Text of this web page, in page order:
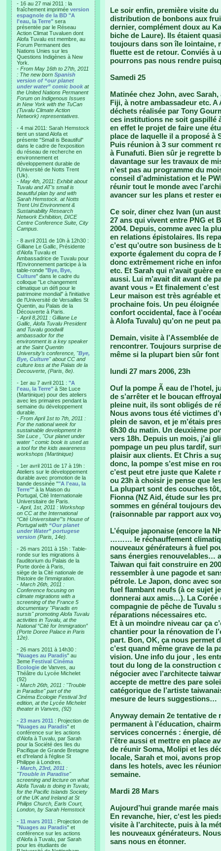
- 16 au 27 mai 2011 : la
fraîchement imprimée version
espagnole de la BD "A
l'eau, la Terre" sera
présentée par le Réseau
Action Climat Tuvaluen dont
Alofa Tuvalu est membre, au
Forum Permanent des
Nations Unies sur les
Questions Indigènes à New
York.
- From May 16th to 27th, 2011
: The new born Spanish
version of “our planet
under water” comic book at
the United Nations Permanent
Forum on Indigenous Issues
in New York with the TuCan
(Tuvalu Climate Action
Network) representatives.
- 4 mai 2011: Sarah Hemstock
tient un stand Alofa et
présente "Small is Beautiful"
dans le cadre de l'exposition
du réseau de recherche en
environnement et
développement durable de
l'Université de Notts Trent
(Uk).
- May 4th, 2011: Exhibit about
Tuvalu and AT’s small is
beautiful plan by and with
Sarah Hemstock. at Notts
Trent Uni Environment &
Sustainability Research
Network Exhibition, DICE
Centre Conference Suite, City
Campus.
- 8 avril 2011 de 10h à 12h30 :
Gilliane Le Gallic, Présidente
d'Alofa Tuvalu et
Ambassadrice de Tuvalu pour
l'Environnement participe à la
table-ronde "Bye, Bye,
Culture" dans le cadre du
colloque "Le changement
climatique un défi pour le
patrimoine mondial" à l'initiative
de l'Université de Versailles St
Quentin, au Palais de la
Découverte à Paris.
- April 8,2011 : Gilliane Le
Gallic, Alofa Tuvalu President
and Tuvalu goodwill
ambassador for the
environment is a key speaker
at the Saint Quentin
University’s conference, "Bye,
Bye, Culture" about CC and
culture loss at the Palais de la
Decouverte, (Paris, 8e).
- 1er au 7 avril 2011 : "A
l'eau, la Terre" à Ste Luce
(Martinique) pour des ateliers
avec les primaires pendant la
semaine du développement
durable.
- From April 1st to 7th, 2011 :
For the national week for
sustainable development in
Ste Luce , "Our planet under
water " comic book is used as
a tool for the kids awareness
workshops (Martinique)
- 1er avril 2011 de 17 à 19h :
Ateliers sur le développement
durable avec promotion de la
bande dessinée ""A l'eau, la
Terre"" à la Maison du
Portugal, Cité Internationale
Universitaire de Paris.
- April, 1st, 2011 : Workshop
on CC at the International
“Cité Universitaire”’s House of
Portugal with “Our planet
under Water” portugese
version (Paris, 14e).
- 26 mars 2011 à 15h : Table-
ronde sur les migrations à
l’auditorium du Palais de la
Porte dorée à Paris,
siège de la Cité nationale de
l’histoire de l’immigration.
- March 26th, 2011 :
Conference focusing on
climate migrations with a
screening of the France 5
documentary "Paradis en
sursis" promoting Alofa Tuvalu
activities in Tuvalu, at the
National “Cité for Immigration”
(Porte Doree Palace in Paris
12e).
- 26 mars 2011 à 14h30 :
"Nuages au Paradis" au
3eme Festival Cinéma
Ecologie de Vanves, au
Théâtre du Lycée Michelet
(92)
- March 26th, 2011 : "Trouble
in Paradise" part of the
Cinéma Ecologie Festival 3rd
edition, at the Lycée Michelet
theater in Vanves, (92)
- 23 mars 2011 : Projection de
"Nuages au Paradis" et
conférence sur les actions
d'Alofa à Tuvalu, par Sarah
pour la Société des Iles du
Pacifique de Grande Bretagne
et d'Ireland à l'église St
Philippe à Londres.
- March, 23rd, 2011 :
"Trouble in Paradise"
screening and lecture on what
Alofa Tuvalu is doing in Tuvalu,
for the Pacific Islands Society
of the UK and Ireland at St
Philips Church, Earls Court,
London, by Sarah Hemstock
- 11 mars 2011 : Projection de
"Nuages au Paradis" et
conférence sur les actions
d'Alofa à Tuvalu, par Sarah
pour les étudiants de
Le soir enfin, première visite
distribution de bonbons aux
dernier, complément doux au
biche de Laure). Ils étaient
toujours dans son île lointaine,
fluette est de retour. Conviés à
pourrons pas nous rendre
Samedi 25
Matinée chez John, avec
Fiji, à notre ambassadeur etc.
déchets réalisée par Tony
ces institutions ne soit gaspillé
en effet le projet de faire une
place de laquelle il a proposé à
Puis réunion à 3 sur comment
à Funafuti. Bien sûr je regrette
davantage sur les travaux de
n’est pas au programme du
conseil d’administation et le
réunir tout le monde avec
avancer sur les plans et rester
Ce soir, diner chez Ivan (un
27 ans qui vivent entre PNG et
2004. Depuis, comme avec la
en relations épistolaires. Ils
c’est qu’outre son business de
exporte également du copra de
donc extrêmement riche en
etc. Et Sarah qui n’avait guère
aussi. Lui m’avait dit avant de
avant vous » Et finalement
Leur maison est très agréable
prochaine fois. Un peu
confort occidental, face à
à Alofa Tuvalu) qu’on ne peut
Demain, visite à l’Assemblée
rencontrer. Toujours surprise
même si la plupart bien sûr font
lundi 27 mars 2006, 23h
Ouf la pompe Ã eau de l’hotel,
de s’arrêter et le boucan
pleine nuit, ils sont obligés de
Nous avons tous été victimes
plein de savon, et je m’étais
6h30 du matin. Un deuxième
vers 18h. Depuis un mois, j’ai
pompage un peu plus tardif,
plaisir aux clients. Et Chris a
donc, la pompe s’est mise en
c’est peut etre juste que Kalete
ou 23h à choisir je pense que
La plupart sont des couches
Fionna (NZ Aid, étude sur les
sommes en général toujours
(raisonnable par rapport aux
L’équipe japonaise (encore la
……… le réchauffement
nouveaux générateurs à fuel
sans énergies renouvelables…
Taiwan qui fait construire en
ressembler à une pagode et
pétrole. Le Japon, donc avec
fuel flambant neufs (à ce sujet
donnerai aux amis…). La Corée
compagnie de pêche de Tuvalu
réparations nécessaires etc.
Et à un moindre niveau car ça
chantier pour la rénovation de
part. Bon, OK, ça nous permet
c’est quand même grave de la
vision. Une info du jour , les
tout du long de la construction
négocier avec l’architecte
accepte de mettre des pare
catégorique de l’artiste
mesure de leurs suggestions…
Anyway demain 2e tentative de
permanent à l’éducation,
services concernés : énergie,
l’être aussi et mettre en place
de réunir Soma, Molipi et les
locale, Sarah et moi, avons
dans les hotels, avec les
semaine.
Mardi 28 Mars
Aujourd’hui grande marée
En revanche, hier, c‘est les
visite à l’architecte, puis à la
les nouveaux générateurs.
sans nous en étonner.